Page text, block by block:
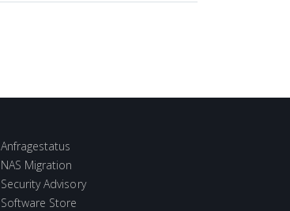
Anfragestatus
NAS Migration
Security Advisory
Software Store